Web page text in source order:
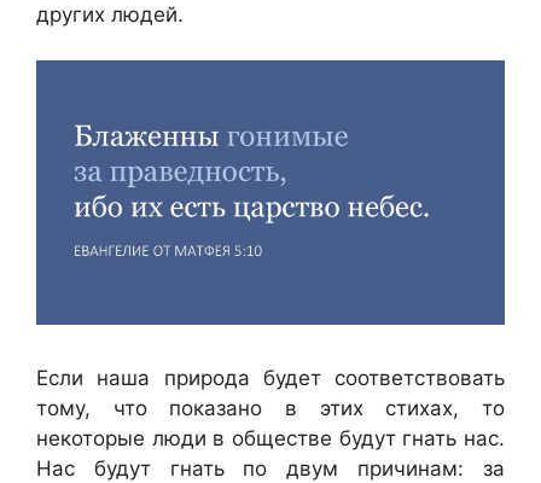
других людей.
Если наша природа будет соответствовать
тому, что показано в этих стихах, то
некоторые люди в обществе будут гнать нас.
Нас будут гнать по двум причинам: за